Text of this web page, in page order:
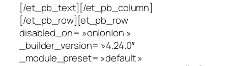
[/et_pb_text][/et_pb_column]
[/et_pb_row][et_pb_row
disabled_on= »on|on|on »
_builder_version= »4.24.0″
_module_preset= »default »